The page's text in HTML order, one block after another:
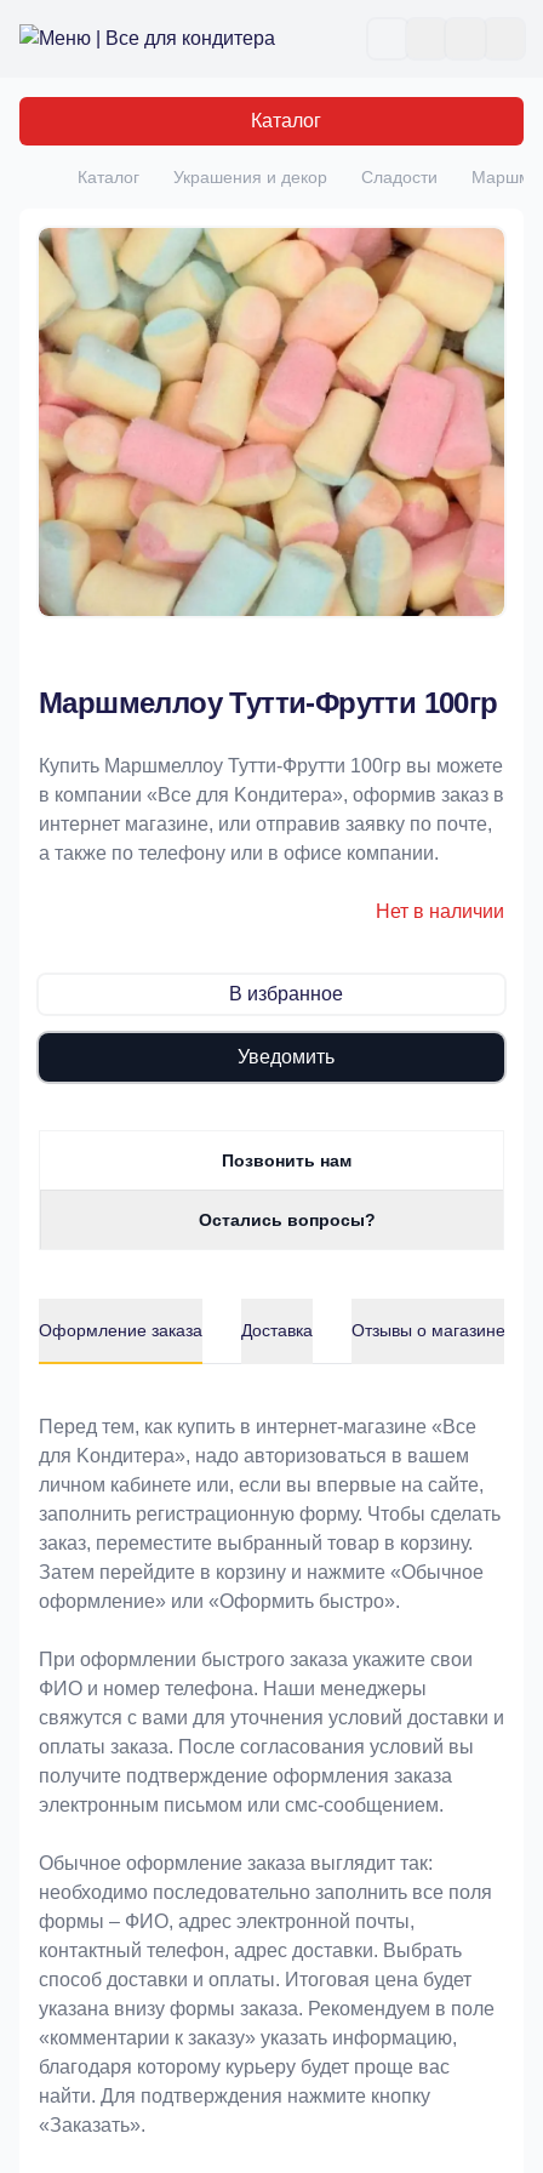
Все для кондитера
Каталог
Главная
Каталог Украшения и декор Сладости
Маршмеллоу Тутти-Фрутти 100гр
Купить Маршмеллоу Тутти-Фрутти 100гр вы можете
в компании «Bce для Koндитeрa», оформив заказ в
интернет магазине, или отправив заявку по почте,
а также по телефону или в офисе компании.
Нет в наличии
В избранное
Уведомить
Позвонить нам
Остались вопросы?
Оформление заказа Доставка Отзывы о магазине
Оформление заказа
Перед тем, как купить в интернет-магазине «Bce
для Koндитeрa», надо авторизоваться в вашем
личном кабинете или, если вы впервые на сайте,
заполнить регистрационную форму. Чтобы сделать
заказ, переместите выбранный товар в корзину.
Затем перейдите в корзину и нажмите «Обычное
оформление» или «Оформить быстро».
При оформлении быстрого заказа укажите свои
ФИО и номер телефона. Наши менеджеры
свяжутся с вами для уточнения условий доставки и
оплаты заказа. После согласования условий вы
получите подтверждение оформления заказа
электронным письмом или смс-сообщением.
Обычное оформление заказа выглядит так:
необходимо последовательно заполнить все поля
формы – ФИО, адрес электронной почты,
контактный телефон, адрес доставки. Выбрать
способ доставки и оплаты. Итоговая цена будет
указана внизу формы заказа. Рекомендуем в поле
«комментарии к заказу» указать информацию,
благодаря которому курьеру будет проще вас
найти. Для подтверждения нажмите кнопку
«Заказать».